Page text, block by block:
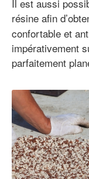
Il est aussi
résine afin
confortable et
impérativement
parfaitement